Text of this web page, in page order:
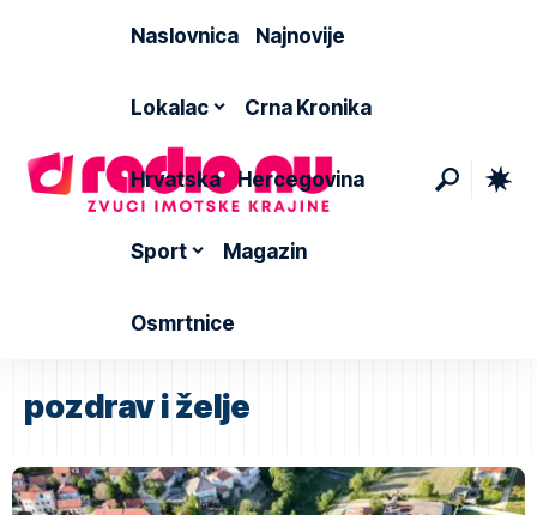
Naslovnica Najnovije
Lokalac Crna Kronika
Hrvatska Hercegovina
Sport Magazin
Osmrtnice
pozdrav i želje